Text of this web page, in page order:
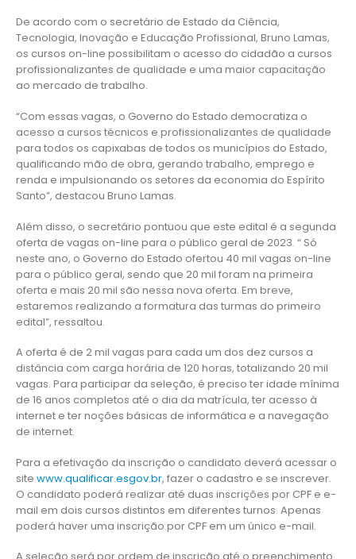
De acordo com o secretário de Estado da Ciência,
Tecnologia, Inovação e Educação Profissional, Bruno Lamas,
os cursos on-line possibilitam o acesso do cidadão a cursos
profissionalizantes de qualidade e uma maior capacitação
ao mercado de trabalho.
“Com essas vagas, o Governo do Estado democratiza o
acesso a cursos técnicos e profissionalizantes de qualidade
para todos os capixabas de todos os municípios do Estado,
qualificando mão de obra, gerando trabalho, emprego e
renda e impulsionando os setores da economia do Espírito
Santo”, destacou Bruno Lamas.
Além disso, o secretário pontuou que este edital é a segunda
oferta de vagas on-line para o público geral de 2023. “ Só
neste ano, o Governo do Estado ofertou 40 mil vagas on-line
para o público geral, sendo que 20 mil foram na primeira
oferta e mais 20 mil são nessa nova oferta. Em breve,
estaremos realizando a formatura das turmas do primeiro
edital”, ressaltou.
A oferta é de 2 mil vagas para cada um dos dez cursos a
distância com carga horária de 120 horas, totalizando 20 mil
vagas. Para participar da seleção, é preciso ter idade mínima
de 16 anos completos até o dia da matrícula, ter acesso à
internet e ter noções básicas de informática e a navegação
de internet.
Para a efetivação da inscrição o candidato deverá acessar o
site www.qualificar.esgov.br, fazer o cadastro e se inscrever.
O candidato poderá realizar até duas inscrições por CPF e e-
mail em dois cursos distintos em diferentes turnos. Apenas
poderá haver uma inscrição por CPF em um único e-mail.